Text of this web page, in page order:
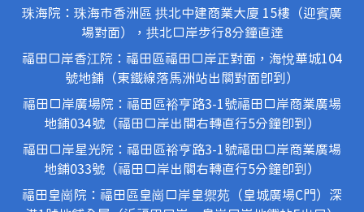
珠海院：珠海市香洲區 拱北中建商業大廈 15樓（迎賓廣
場對面），拱北口岸步行8分鐘直達
福田口岸香江院：福田區福田口岸正對面，海悅華城104
號地鋪（東鐵線落馬洲站出關對面即到）
福田口岸廣場院：福田區裕亨路3-1號福田口岸商業廣場
地鋪034號（福田口岸出關右轉直行5分鐘即到）
福田口岸星光院：福田區裕亨路3-1號福田口岸商業廣場
地鋪033號（福田口岸出關右轉直行5分鐘即到）
福田皇崗院：福田區皇崗口岸皇禦苑（皇城廣場C門）深